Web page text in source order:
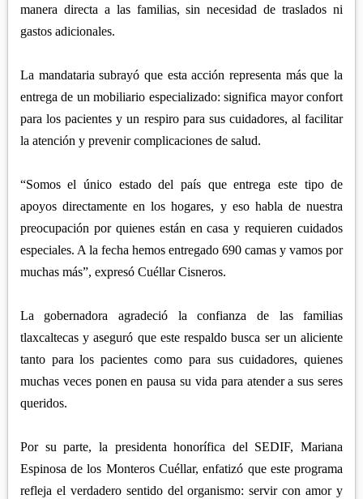
manera directa a las familias, sin necesidad de traslados ni
gastos adicionales.
La mandataria subrayó que esta acción representa más que la
entrega de un mobiliario especializado: significa mayor confort
para los pacientes y un respiro para sus cuidadores, al facilitar
la atención y prevenir complicaciones de salud.
“Somos el único estado del país que entrega este tipo de
apoyos directamente en los hogares, y eso habla de nuestra
preocupación por quienes están en casa y requieren cuidados
especiales. A la fecha hemos entregado 690 camas y vamos por
muchas más”, expresó Cuéllar Cisneros.
La gobernadora agradeció la confianza de las familias
tlaxcaltecas y aseguró que este respaldo busca ser un aliciente
tanto para los pacientes como para sus cuidadores, quienes
muchas veces ponen en pausa su vida para atender a sus seres
queridos.
Por su parte, la presidenta honorífica del SEDIF, Mariana
Espinosa de los Monteros Cuéllar, enfatizó que este programa
refleja el verdadero sentido del organismo: servir con amor y